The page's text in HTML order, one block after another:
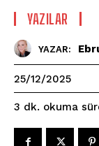
YAZILAR
YAZAR:
25/12/2025
3 dk. okuma